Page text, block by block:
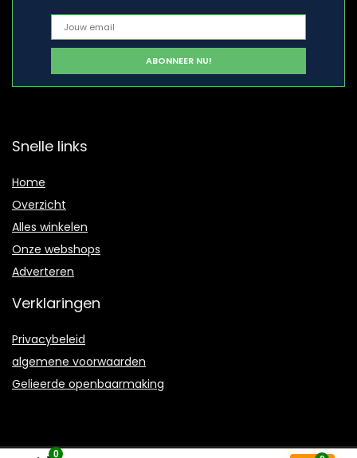
0
Snelle links
Home
Overzicht
Alles winkelen
Onze webshops
Adverteren
Verklaringen
Privacybeleid
algemene voorwaarden
Gelieerde openbaarmaking